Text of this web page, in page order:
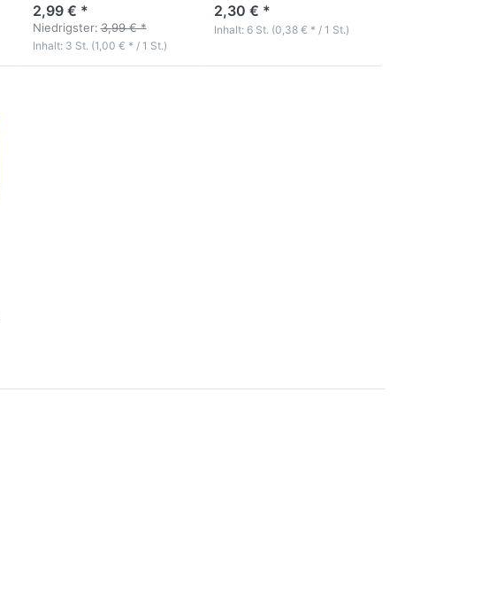
2,99 € *
Niedrigster: 3,99 € *
Inhalt: 3 St. (1,00 € * / 1 St.)
2,30 € *
Inhalt: 6 St. (0,38 € * / 1 St.)